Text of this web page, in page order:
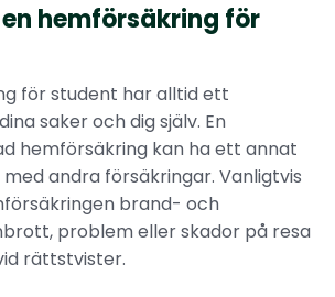
hemförsäkring för
för student har alltid ett
saker och dig själv. En
hemförsäkring kan ha ett annat
andra försäkringar. Vanligtvis
brand- och
problem eller skador på resa
rättstvister.